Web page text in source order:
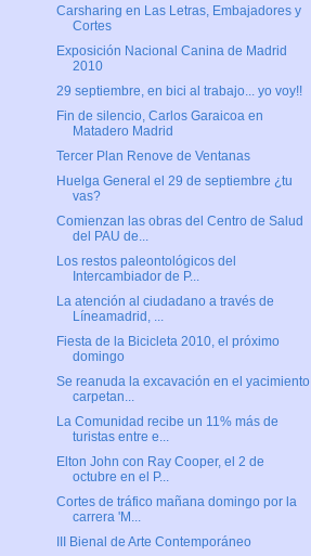
Carsharing en Las Letras, Embajadores y
Cortes
Exposición Nacional Canina de Madrid
2010
29 septiembre, en bici al trabajo... yo voy!!
Fin de silencio, Carlos Garaicoa en
Matadero Madrid
Tercer Plan Renove de Ventanas
Huelga General el 29 de septiembre ¿tu
vas?
Comienzan las obras del Centro de Salud
del PAU de...
Los restos paleontológicos del
Intercambiador de P...
La atención al ciudadano a través de
Líneamadrid, ...
Fiesta de la Bicicleta 2010, el próximo
domingo
Se reanuda la excavación en el yacimiento
carpetan...
La Comunidad recibe un 11% más de
turistas entre e...
Elton John con Ray Cooper, el 2 de
octubre en el P...
Cortes de tráfico mañana domingo por la
carrera 'M...
III Bienal de Arte Contemporáneo